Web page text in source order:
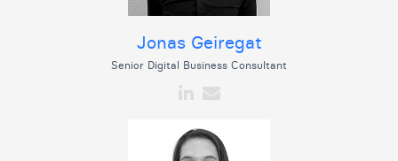
Jonas Geiregat
Senior Digital Business Consultant